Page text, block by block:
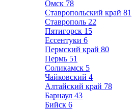
Омск 78
Ставропольский край 81
Ставрополь 22
Пятигорск 15
Ессентуки 6
Пермский край 80
Пермь 51
Соликамск 5
Чайковский 4
Алтайский край 78
Барнаул 43
Бийск 6